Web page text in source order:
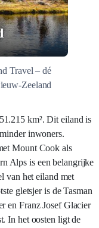
Travel – dé
Zeeland
km². Dit eiland is
inwoners.
Mount Cook als
Alps is een belangrijke
van het eiland met
gletsjer is de Tasman
en Franz Josef Glacier
In het oosten ligt de